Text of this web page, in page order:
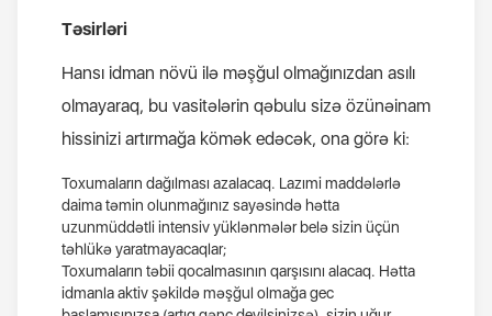
Təsirləri
Hansı idman növü ilə məşğul olmağınızdan asılı
olmayaraq, bu vasitələrin qəbulu sizə özünəinam
hissinizi artırmağa kömək edəcək, ona görə ki:
Toxumaların dağılması azalacaq. Lazımi maddələrlə
daima təmin olunmağınız sayəsində hətta
uzunmüddətli intensiv yüklənmələr belə sizin üçün
təhlükə yaratmayacaqlar;
Toxumaların təbii qocalmasının qarşısını alacaq. Hətta
idmanla aktiv şəkildə məşğul olmağa gec